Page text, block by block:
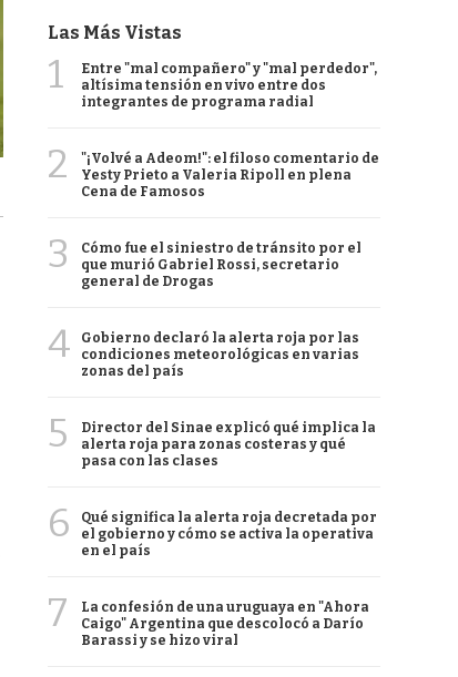
Las Más Vistas
1
Entre "mal compañero" y "mal perdedor",
altísima tensión en vivo entre dos
integrantes de programa radial
2
"¡Volvé a Adeom!": el filoso comentario de
Yesty Prieto a Valeria Ripoll en plena
Cena de Famosos
3
Cómo fue el siniestro de tránsito por el
que murió Gabriel Rossi, secretario
general de Drogas
4
Gobierno declaró la alerta roja por las
condiciones meteorológicas en varias
zonas del país
5
Director del Sinae explicó qué implica la
alerta roja para zonas costeras y qué
pasa con las clases
6
Qué significa la alerta roja decretada por
el gobierno y cómo se activa la operativa
en el país
7
La confesión de una uruguaya en "Ahora
Caigo" Argentina que descolocó a Darío
Barassi y se hizo viral